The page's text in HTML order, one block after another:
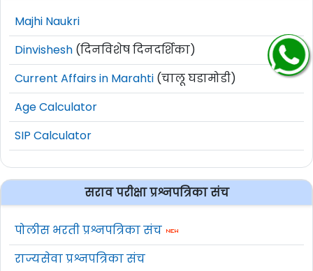
Majhi Naukri
Dinvishesh (दिनविशेष दिनदर्शिका)
Current Affairs in Marahti (चालू घडामोडी)
Age Calculator
SIP Calculator
सराव परीक्षा प्रश्नपत्रिका संच
पोलीस भरती प्रश्नपत्रिका संच
राज्यसेवा प्रश्नपत्रिका संच